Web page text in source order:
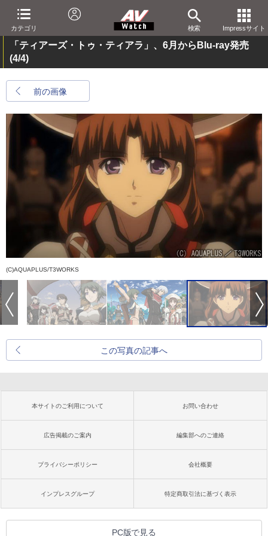
カテゴリ 検索 Impressサイト
「ティアーズ・トゥ・ティアラ」、6月からBlu-ray発売
(4/4)
前の画像
(C)AQUAPLUS/T3WORKS
この写真の記事へ
本サイトのご利用について お問い合わせ
広告掲載のご案内 編集部へのご連絡
プライバシーポリシー 会社概要
インプレスグループ 特定商取引法に基づく表示
PC版で見る